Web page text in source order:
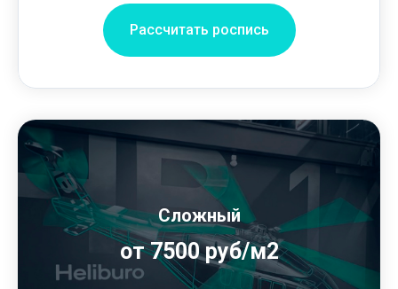
Рассчитать роспись
Сложный
от 7500 руб/м2